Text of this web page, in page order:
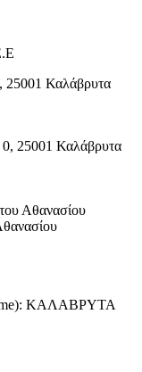
25001 Καλάβρυτα
0, 25001 Καλάβρυτα
Αθανασίου
ΚΑΛΑΒΡΥΤΑ